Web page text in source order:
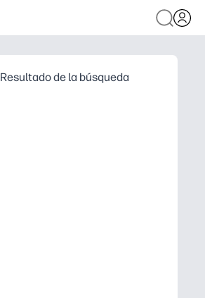
Resultado de la búsqueda